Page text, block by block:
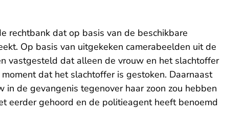
rechtbank dat op basis van de beschikbare
Op basis van uitgekeken camerabeelden uit de
vastgesteld dat alleen de vrouw en het slachtoffer
dat het slachtoffer is gestoken. Daarnaast
de gevangenis tegenover haar zoon zou hebben
eerder gehoord en de politieagent heeft benoemd